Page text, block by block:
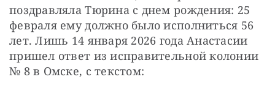
поздравляла Тюрина с днем рождения: 25
февраля ему должно было исполниться 56
лет. Лишь 14 января 2026 года Анастасии
пришел ответ из исправительной колонии
№ 8 в Омске, с текстом: